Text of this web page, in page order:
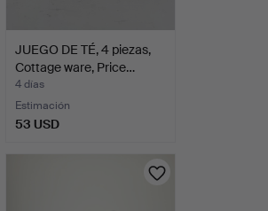
JUEGO DE TÉ, 4 piezas,
Cottage ware, Price…
4 días
Estimación
53 USD